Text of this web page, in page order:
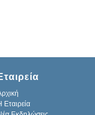
Εταιρεία